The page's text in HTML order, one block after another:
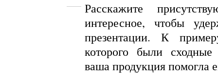
Расскажите
интересное, чтобы
презентации. К
которого были
ваша продукция помогла